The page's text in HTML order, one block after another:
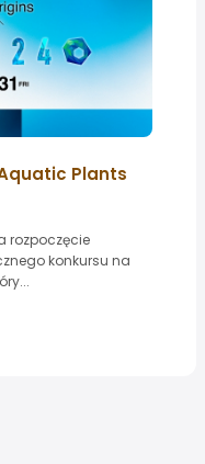
Plants
rozpoczęcie
konkursu na